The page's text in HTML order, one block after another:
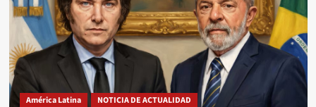
América Latina NOTICIA DE ACTUALIDAD